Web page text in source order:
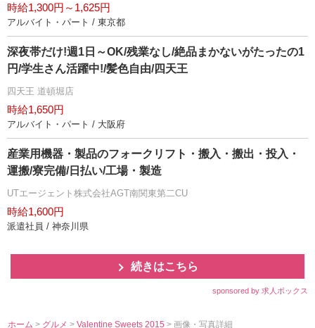
時給1,300円～1,625円
アルバイト・パート / 東京都
深夜帯だけ!週1日～OK/残業なし/絶品まかないがたったの1
円/学生さん活躍中!/髪色自由/四天王
四天王 道頓堀店
時給1,650円
アルバイト・パート / 大阪府
産業用機器・製品のフォークリフト・搬入・搬出・投入・
運搬/寮完備/日払い/工場・製造
UTエージェント株式会社AGT南関東第二CU
時給1,600円
派遣社員 / 神奈川県
続きはこちら
sponsored by 求人ボックス
ホーム > グルメ>Valentine Sweets 2015> 画像・写真詳細